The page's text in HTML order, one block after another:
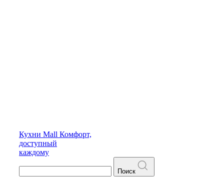
Кухни Mall Комфорт,
доступный
каждому
Поиск